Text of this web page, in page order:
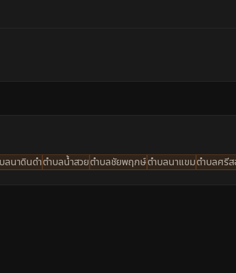
ลนาดินดำตำบลน้ำสวยตำบลชัยพฤกษ์ตำบลนาแขมตำบลศรี